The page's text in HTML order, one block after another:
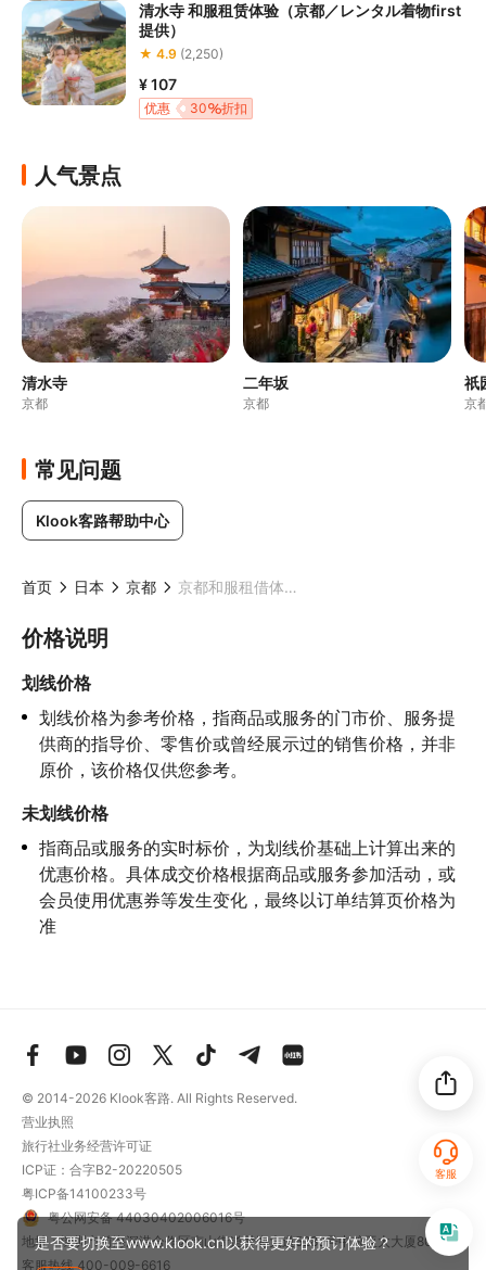
是否要切换至www.klook.cn以获得更好的预订体验？
清水寺 和服租赁体验（京都／レンタル着物first
提供）
★ 4.9 (2,250)
¥ 107
30 折扣
优惠
人气景点
清水寺
京都
二年坂
京都
祇
京
常见问题
Klook客路帮助中心
首页 日本 京都 京都和服租借体验 (可选精致发型/日系妆容/摄影) (Ookini和服租赁八坂神社袛园店)
价格说明
划线价格
划线价格为参考价格，指商品或服务的门市价、服务提
供商的指导价、零售价或曾经展示过的销售价格，并非
原价，该价格仅供您参考。
未划线价格
指商品或服务的实时标价，为划线价基础上计算出来的
优惠价格。具体成交价格根据商品或服务参加活动，或
会员使用优惠券等发生变化，最终以订单结算页价格为
准
客服
© 2014-2026 Klook客路. All Rights Reserved.
营业执照
旅行社业务经营许可证
ICP证：合字B2-20220505
粤ICP备14100233号
粤公网安备 44030402006016号
地址：深圳市前海深港合作区南山街道梦海大道5289号中粮亚太大厦801
客服热线 400-009-6616